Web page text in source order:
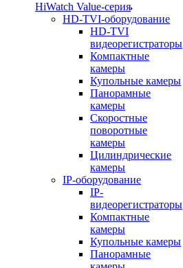
HiWatch Value-серия
HD-TVI-оборудование
HD-TVI
видеорегистраторы
Компактные
камеры
Купольные камеры
Панорамные
камеры
Скоростные
поворотные
камеры
Цилиндрические
камеры
IP-оборудование
IP-
видеорегистраторы
Компактные
камеры
Купольные камеры
Панорамные